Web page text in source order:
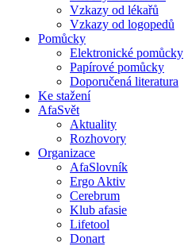
Vzkazy od lékařů
Vzkazy od logopedů
Pomůcky
Elektronické pomůcky
Papírové pomůcky
Doporučená literatura
Ke stažení
AfaSvět
Aktuality
Rozhovory
Organizace
AfaSlovník
Ergo Aktiv
Cerebrum
Klub afasie
Lifetool
Donart